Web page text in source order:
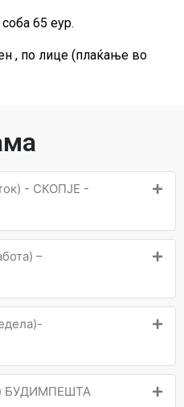
65 еур.
, по лице (плаќање во
- СКОПЈЕ -
–
БУДИМПЕШТА